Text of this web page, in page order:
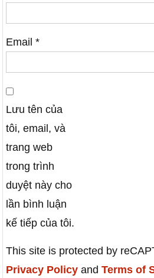
Email*
Lưu tên của
tôi, email, và
trang web
trong trình
duyệt này cho
lần bình luận
kế tiếp của tôi.
This site is protected by
Privacy Policy andTerms of